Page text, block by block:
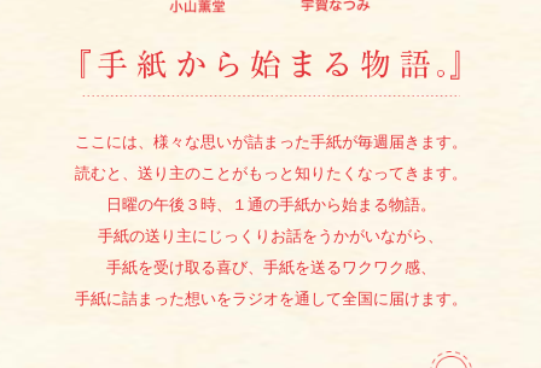
ここには、様々な思いが詰まった手紙が毎週届きます。
読むと、送り主のことがもっと知りたくなってきます。
日曜の午後３時、１通の手紙から始まる物語。
手紙の送り主にじっくりお話をうかがいながら、
手紙を受け取る喜び、手紙を送るワクワク感、
手紙に詰まった想いをラジオを通して全国に届けます。